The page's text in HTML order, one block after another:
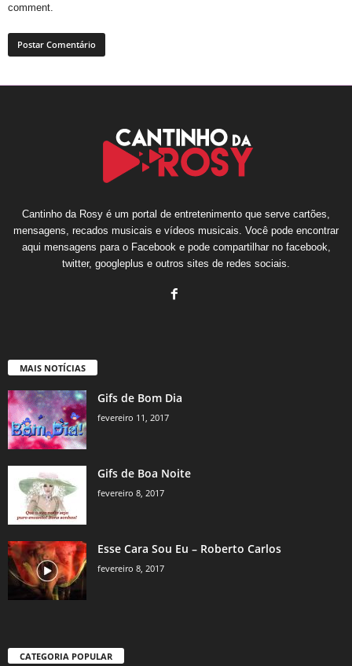
comment.
Cantinho da Rosy é um portal de entretenimento que serve cartões,
mensagens, recados musicais e vídeos musicais. Você pode encontrar
aqui mensagens para o Facebook e pode compartilhar no facebook,
twitter, googleplus e outros sites de redes sociais.
MAIS NOTÍCIAS
Gifs de Bom Dia
fevereiro 11, 2017
Gifs de Boa Noite
fevereiro 8, 2017
Esse Cara Sou Eu – Roberto Carlos
fevereiro 8, 2017
CATEGORIA POPULAR